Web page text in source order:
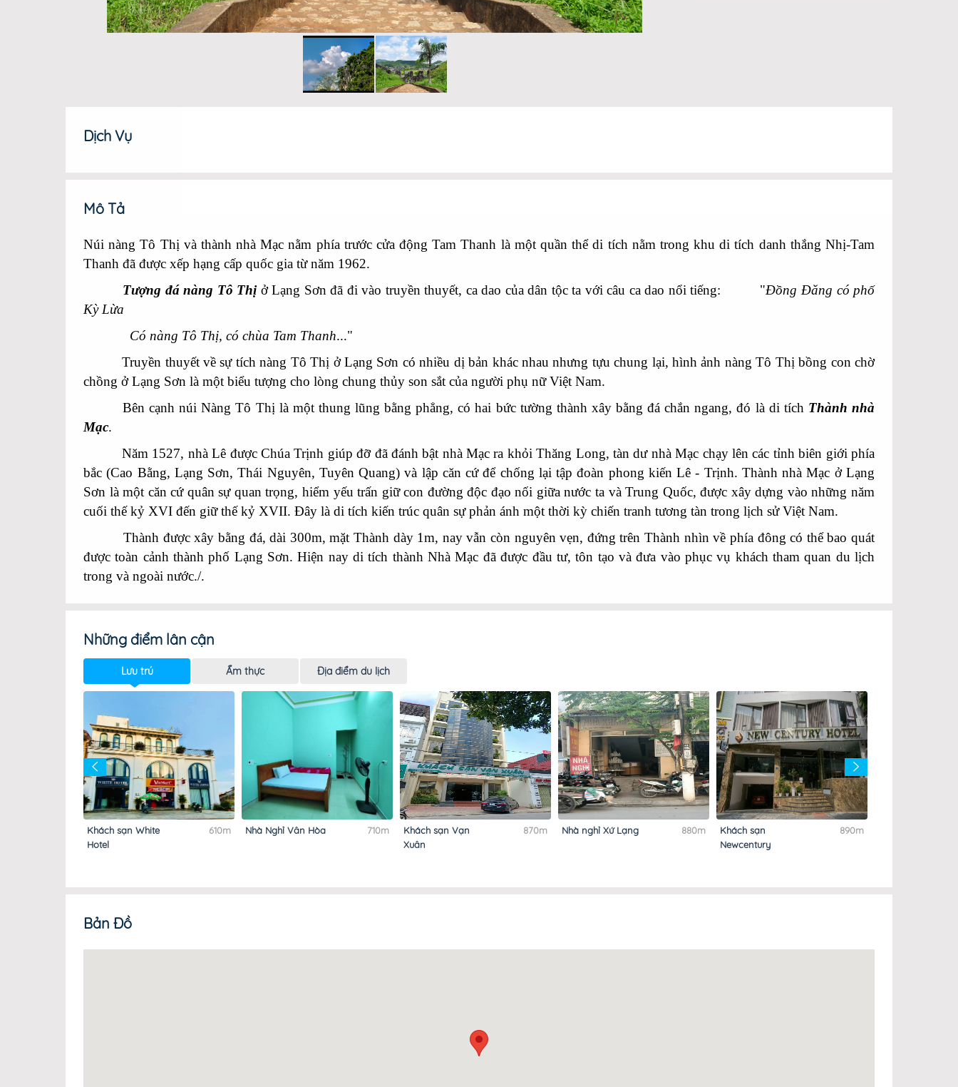
Dịch Vụ
Mô Tả
Núi nàng Tô Thị và thành nhà Mạc nằm phía trước cửa động Tam Thanh là một quần thể di tích nằm trong khu di tích danh thắng Nhị-Tam
Thanh đã được xếp hạng cấp quốc gia từ năm 1962.
Tượng đá nàng Tô Thịở Lạng Sơn đã đi vào truyền thuyết, ca dao của dân tộc ta với câu ca dao nổi tiếng: "Đồng Đăng có phố
Kỳ Lừa
Có nàng Tô Thị, có chùa Tam Thanh..."
Truyền thuyết về sự tích nàng Tô Thị ở Lạng Sơn có nhiều dị bản khác nhau nhưng tựu chung lại, hình ảnh nàng Tô Thị bồng con chờ
chồng ở Lạng Sơn là một biểu tượng cho lòng chung thủy son sắt của người phụ nữ Việt Nam.
Bên cạnh núi Nàng Tô Thị là một thung lũng bằng phẳng, có hai bức tường thành xây bằng đá chắn ngang, đó là di tích Thành nhà
Mạc.
Năm 1527, nhà Lê được Chúa Trịnh giúp đỡ đã đánh bật nhà Mạc ra khỏi Thăng Long, tàn dư nhà Mạc chạy lên các tỉnh biên giới phía
bắc (Cao Bằng, Lạng Sơn, Thái Nguyên, Tuyên Quang) và lập căn cứ để chống lại tập đoàn phong kiến Lê - Trịnh. Thành nhà Mạc ở Lạng
Sơn là một căn cứ quân sự quan trọng, hiểm yếu trấn giữ con đường độc đạo nối giữa nước ta và Trung Quốc, được xây dựng vào những năm
cuối thế kỷ XVI đến giữ thế kỷ XVII. Đây là di tích kiến trúc quân sự phản ánh một thời kỳ chiến tranh tương tàn trong lịch sử Việt Nam.
Thành được xây bằng đá, dài 300m, mặt Thành dày 1m, nay vẫn còn nguyên vẹn, đứng trên Thành nhìn về phía đông có thể bao quát
được toàn cảnh thành phố Lạng Sơn. Hiện nay di tích thành Nhà Mạc đã được đầu tư, tôn tạo và đưa vào phục vụ khách tham quan du lịch
trong và ngoài nước./.
Những điểm lân cận
Lưu trú Ẩm thực Địa điểm du lịch
Khách sạn White
Hotel
610m Nhà Nghỉ Vân Hòa 710m
Khách sạn Vạn
Xuân
870m Nhà nghỉ Xứ Lạng 880m
Khách sạn
Newcentury
890m
Bản Đồ